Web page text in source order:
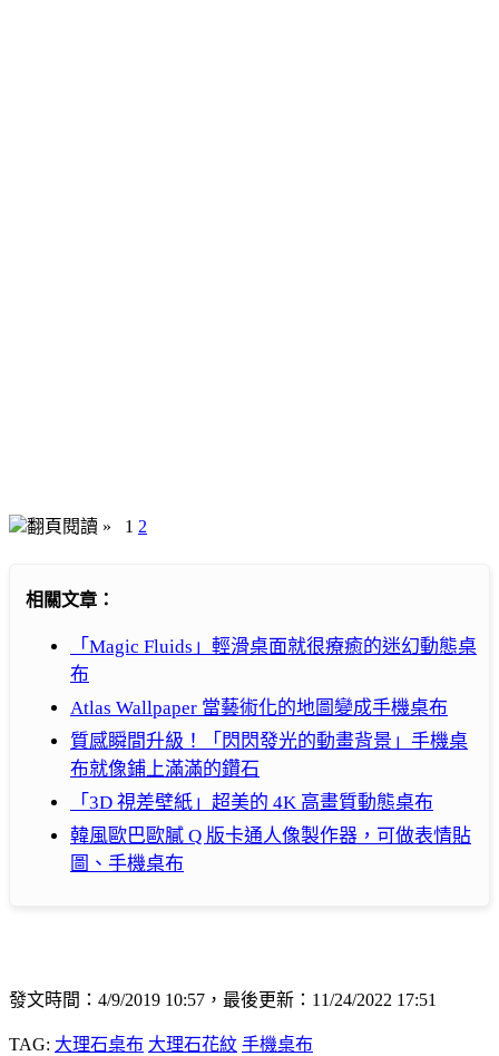
翻頁閱讀 » 1 2
相關文章：
「Magic Fluids」輕滑桌面就很療癒的迷幻動態桌
布
Atlas Wallpaper 當藝術化的地圖變成手機桌布
質感瞬間升級！「閃閃發光的動畫背景」手機桌
布就像鋪上滿滿的鑽石
「3D 視差壁紙」超美的 4K 高畫質動態桌布
韓風歐巴歐膩 Q 版卡通人像製作器，可做表情貼
圖、手機桌布
發文時間：4/9/2019 10:57，最後更新：11/24/2022 17:51
TAG: 大理石桌布 大理石花紋 手機桌布